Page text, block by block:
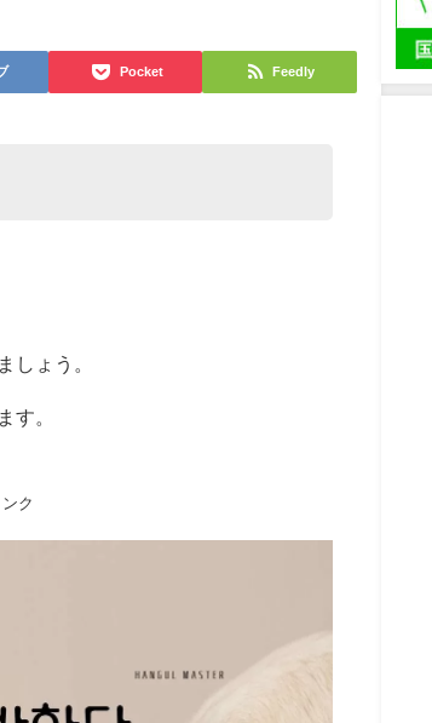
Pocket Feedly
しょう。
す。
ク